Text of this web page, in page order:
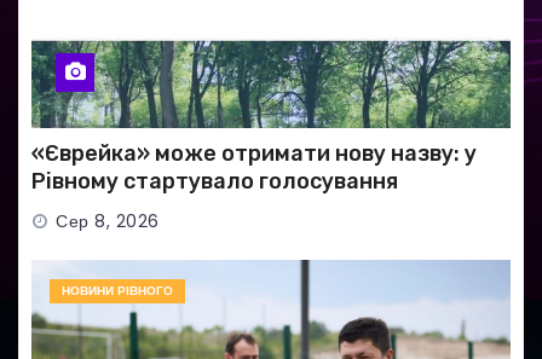
«Єврейка» може отримати нову назву: у
Рівному стартувало голосування
Сер 8, 2026
НОВИНИ РІВНОГО